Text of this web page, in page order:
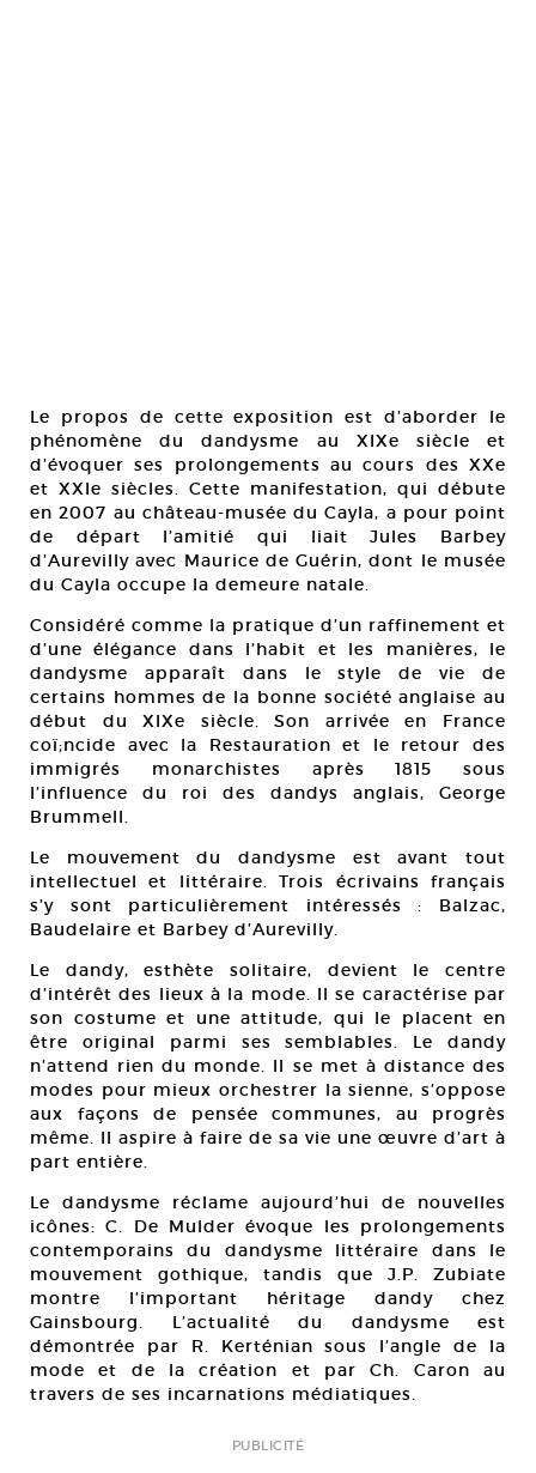
Le propos de cette exposition est d’aborder le
phénomène du dandysme au XIXe siècle et
d’évoquer ses prolongements au cours des XXe
et XXIe siècles. Cette manifestation, qui débute
en 2007 au château-musée du Cayla, a pour point
de départ l’amitié qui liait Jules Barbey
d’Aurevilly avec Maurice de Guérin, dont le musée
du Cayla occupe la demeure natale.
Considéré comme la pratique d’un raffinement et
d’une élégance dans l’habit et les manières, le
dandysme apparaît dans le style de vie de
certains hommes de la bonne société anglaise au
début du XIXe siècle. Son arrivée en France
coï;ncide avec la Restauration et le retour des
immigrés monarchistes après 1815 sous
l’influence du roi des dandys anglais, George
Brummell.
Le mouvement du dandysme est avant tout
intellectuel et littéraire. Trois écrivains français
s’y sont particulièrement intéressés : Balzac,
Baudelaire et Barbey d’Aurevilly.
Le dandy, esthète solitaire, devient le centre
d’intérêt des lieux à la mode. Il se caractérise par
son costume et une attitude, qui le placent en
être original parmi ses semblables. Le dandy
n’attend rien du monde. Il se met à distance des
modes pour mieux orchestrer la sienne, s’oppose
aux façons de pensée communes, au progrès
même. Il aspire à faire de sa vie une œuvre d’art à
part entière.
Le dandysme réclame aujourd’hui de nouvelles
icônes: C. De Mulder évoque les prolongements
contemporains du dandysme littéraire dans le
mouvement gothique, tandis que J.P. Zubiate
montre l’important héritage dandy chez
Gainsbourg. L’actualité du dandysme est
démontrée par R. Kerténian sous l’angle de la
mode et de la création et par Ch. Caron au
travers de ses incarnations médiatiques.
PUBLICITÉ